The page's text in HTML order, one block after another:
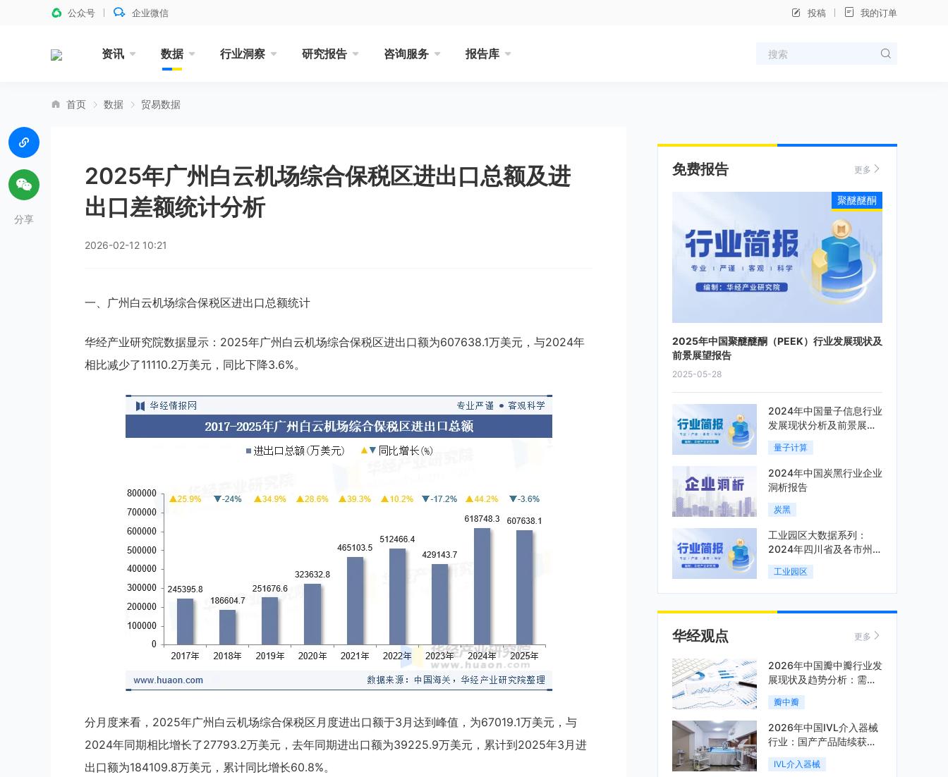
公众号 企业微信 投稿 我的订单
资讯 数据 行业洞察 研究报告 咨询服务 报告库
首页 数据 贸易数据
2025年广州白云机场综合保税区进出口总额及进
出口差额统计分析
2026-02-12 10:21
一、广州白云机场综合保税区进出口总额统计
华经产业研究院数据显示：2025年广州白云机场综合保税区进出口额为607638.1万美元，与2024年
相比减少了11110.2万美元，同比下降3.6%。
分月度来看，2025年广州白云机场综合保税区月度进出口额于3月达到峰值，为67019.1万美元，与
2024年同期相比增长了27793.2万美元，去年同期进出口额为39225.9万美元，累计到2025年3月进
出口额为184109.8万美元，累计同比增长60.8%。
分享
免费报告 更多
2025年中国聚醚醚酮（PEEK）行业发展现状及
前景展望报告
2025-05-28
聚醚醚酮
2024年中国量子信息行业
发展现状分析及前景展望
报告
量子计算
2024年中国炭黑行业企业
洞析报告
炭黑
工业园区大数据系列：
2024年四川省及各市州工
业园区全景洞析报告
工业园区
华经观点 更多
2026年中国瓣中瓣行业发
展现状及趋势分析：需求
可持续释放，市场发展前
景良好「图」
瓣中瓣
2026年中国IVL介入器械
行业：国产产品陆续获
批，市场将进入持续高增
长阶段「图」
IVL介入器械